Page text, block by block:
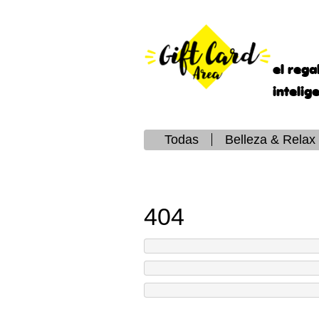
el
Todas Belleza & Relax
404